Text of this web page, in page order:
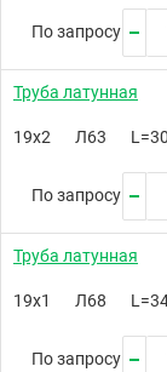
По запросу
Труба латунная
19х2 Л63
По запросу
Труба латунная
19х1 Л68
По запросу